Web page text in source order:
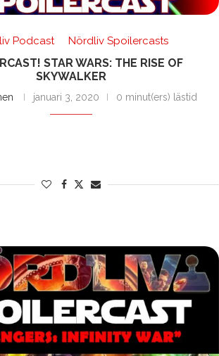
Podcast Nördliv Spoilercasts
STAR WARS: THE RISE OF
SKYWALKER
januari 3, 2020 0 minut(ers) lästid